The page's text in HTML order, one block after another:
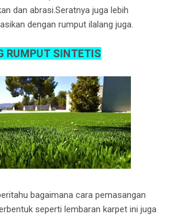
dan abrasi.Seratnya juga lebih
dengan rumput ilalang juga.
RUMPUT SINTETIS
bagaimana cara pemasangan
seperti lembaran karpet ini juga